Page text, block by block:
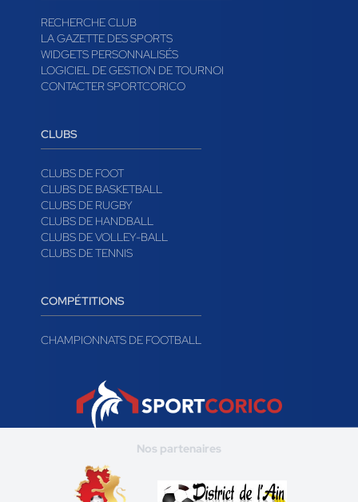
RECHERCHE CLUB
LA GAZETTE DES SPORTS
WIDGETS PERSONNALISÉS
LOGICIEL DE GESTION DE TOURNOI
CONTACTER SPORTCORICO
CLUBS
CLUBS DE FOOT
CLUBS DE BASKETBALL
CLUBS DE RUGBY
CLUBS DE HANDBALL
CLUBS DE VOLLEY-BALL
CLUBS DE TENNIS
COMPÉTITIONS
CHAMPIONNATS DE FOOTBALL
Nos partenaires